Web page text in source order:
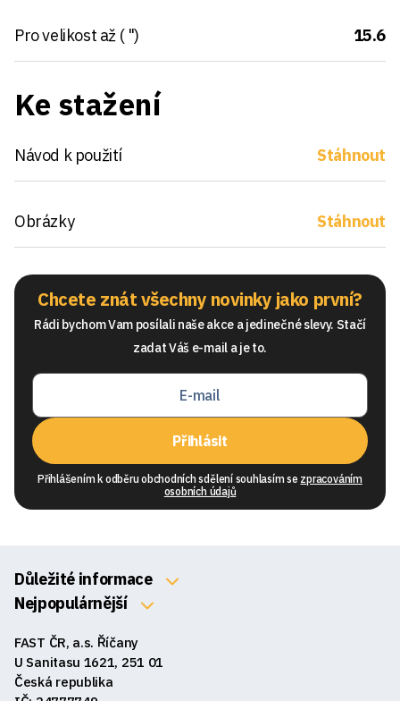
Pro velikost až ( ") 15.6
Ke stažení
Návod k použití Stáhnout
Obrázky Stáhnout
Chcete znát všechny novinky jako první?
Rádi bychom Vam posílali naše akce a jedinečné slevy. Stačí
zadat Váš e-mail a je to.
Přihlásit
Přihlášením k odběru obchodních sdělení souhlasím se zpracováním
osobních údajů
Důležité informace
O nás
Obchodní podmínky
Reklamace a vrácení zboží
Nejpopulárnější
Sluchátka
FAST ČR, a.s. Říčany
U Sanitasu 1621, 251 01
Česká republika